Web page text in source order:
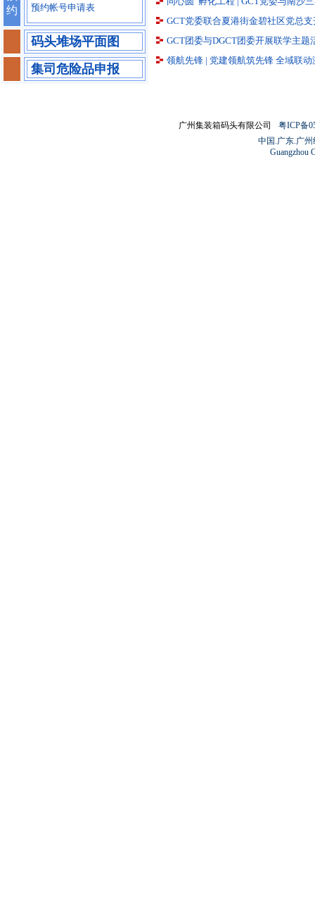
约
预约帐号申请表
码头堆场平面图
集司危险品申报
GCT党委联合夏港街金碧社区党总
GCT团委与DGCT团委开展联学主题
领航先锋 | 党建领航筑先锋 全域联动
广州集装箱码头有限公司
粤ICP备
中国.广东.广
Guangzhou